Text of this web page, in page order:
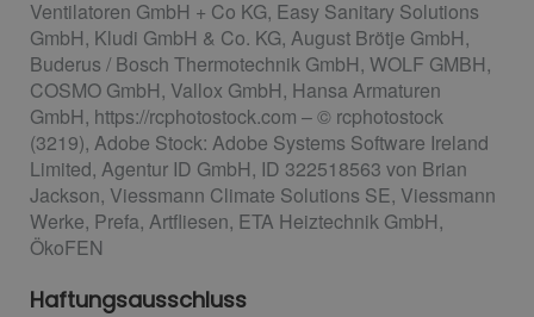
Ventilatoren GmbH + Co KG, Easy Sanitary Solutions
GmbH, Kludi GmbH & Co. KG, August Brötje GmbH,
Buderus / Bosch Thermotechnik GmbH, WOLF GMBH,
COSMO GmbH, Vallox GmbH, Hansa Armaturen
GmbH, https://rcphotostock.com – © rcphotostock
(3219), Adobe Stock: Adobe Systems Software Ireland
Limited, Agentur ID GmbH, ID 322518563 von Brian
Jackson, Viessmann Climate Solutions SE, Viessmann
Werke, Prefa, Artfliesen, ETA Heiztechnik GmbH,
ÖkoFEN
Haftungsausschluss